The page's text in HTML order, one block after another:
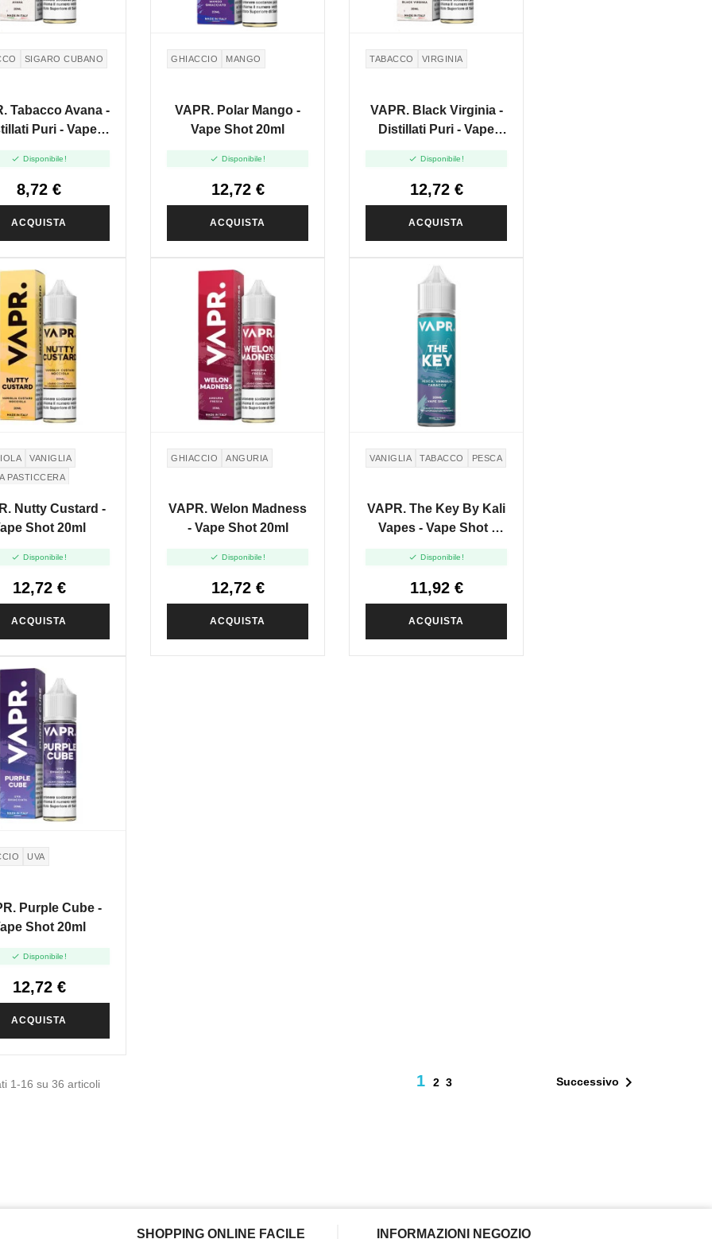
SIGARO CUBANO
Tabacco Avana -
Puri - Vape
 Disponibile!
8,72 €
ACQUISTA
GHIACCIO MANGO
VAPR. Polar Mango -
Vape Shot 20ml
 Disponibile!
12,72 €
ACQUISTA
TABACCO VIRGINIA
VAPR. Black Virginia -
Distillati Puri - Vape
 Disponibile!
12,72 €
ACQUISTA
VANIGLIA
PASTICCERA
Nutty Custard -
Shot 20ml
 Disponibile!
12,72 €
ACQUISTA
GHIACCIO ANGURIA
VAPR. Welon Madness
- Vape Shot 20ml
 Disponibile!
12,72 €
ACQUISTA
VANIGLIA TABACCO PESCA
VAPR. The Key By Kali
Vapes - Vape Shot -
 Disponibile!
11,92 €
ACQUISTA
UVA
Purple Cube -
Shot 20ml
 Disponibile!
12,72 €
ACQUISTA
1-16 su 36 articoli 1 2 3 Successivo 
SHOPPING ONLINE FACILE INFORMAZIONI NEGOZIO